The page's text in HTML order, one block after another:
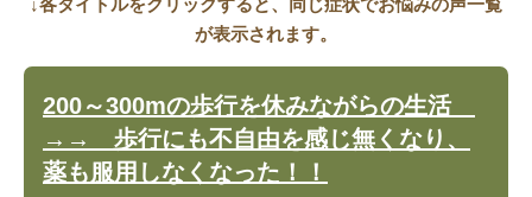
が表示されます。
200～300mの歩行を休みながらの生活
→→ 歩行にも不自由を感じ無くなり、
薬も服用しなくなった！！